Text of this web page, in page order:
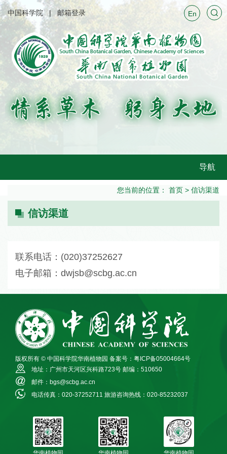
中国科学院 邮箱登录 En
导航
您当前的位置： 首页 > 信访渠道
信访渠道
联系电话：(020)37252627
电子邮箱：dwjsb@scbg.ac.cn
版权所有 © 中国科学院华南植物园 备案号：粤ICP备05004664号
地址：广州市天河区兴科路723号 邮编：510650
邮件：bgs@scbg.ac.cn
电话传真：020-37252711 旅游咨询热线：020-85232037